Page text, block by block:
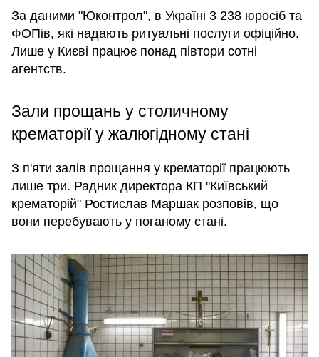
За даними "Юконтрол", в Україні 3 238 юросіб та
ФОПів, які надають ритуальні послуги офіційно.
Лише у Києві працює понад півтори сотні
агентств.
Зали прощань у столичному
крематорії у жалюгідному стані
З п'яти залів прощання у крематорії працюють
лише три. Радник директора КП "Київський
крематорій" Ростислав Маршак розповів, що
вони перебувають у поганому стані.